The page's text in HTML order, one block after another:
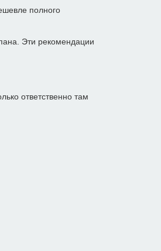
полного
Эти рекомендации
ответственно там